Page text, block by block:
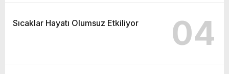
Sıcaklar Hayatı Olumsuz Etkiliyor 04